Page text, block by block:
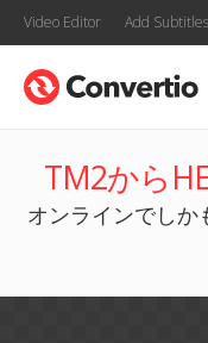
Video Editor Add
TM2から
オンラインでし